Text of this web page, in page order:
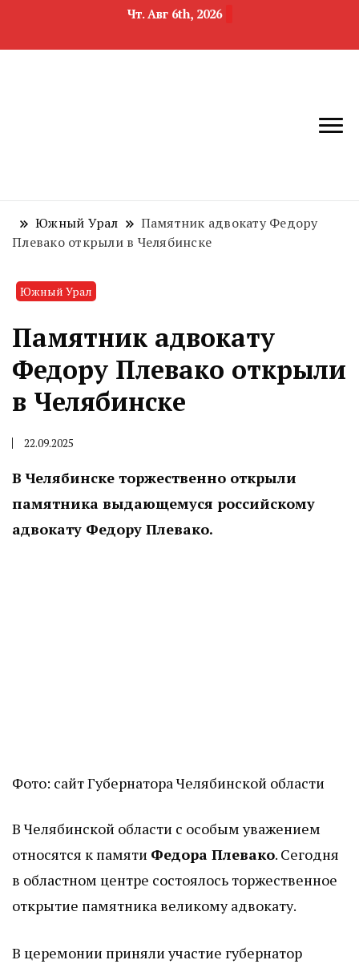
Чт. Авг 6th, 2026
область
недвижимости
Южный Урал
Памятник адвокату Федору
Плевако открыли в Челябинске
Южный Урал
Памятник адвокату
Федору Плевако открыли
в Челябинске
22.09.2025
В Челябинске торжественно открыли
памятника выдающемуся российскому
адвокату Федору Плевако.
Фото: сайт Губернатора Челябинской области
В Челябинской области с особым уважением
относятся к памяти Федора Плевако. Сегодня
в областном центре состоялось торжественное
открытие памятника великому адвокату.
В церемонии приняли участие губернатор